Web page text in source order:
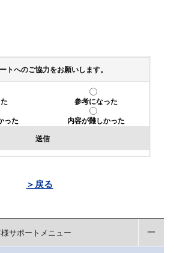
トへのご協力をお願いします。
参考になった
った
内容が難しかった
送信
＞戻る
サポートメニュー